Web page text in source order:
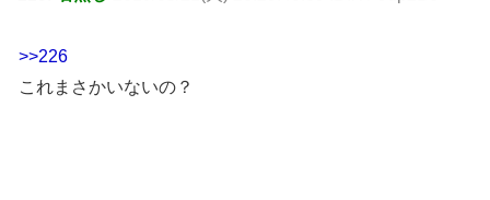
>>226
これまさかいないの？